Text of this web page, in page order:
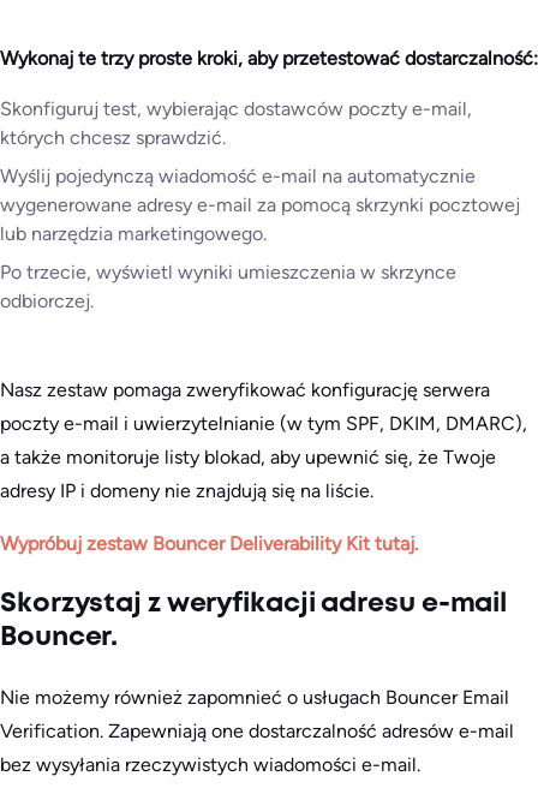
Wykonaj te trzy proste kroki, aby przetestować dostarczalność:
Skonfiguruj test, wybierając dostawców poczty e-mail,
których chcesz sprawdzić.
Wyślij pojedynczą wiadomość e-mail na automatycznie
wygenerowane adresy e-mail za pomocą skrzynki pocztowej
lub narzędzia marketingowego.
Po trzecie, wyświetl wyniki umieszczenia w skrzynce
odbiorczej.
Nasz zestaw pomaga zweryfikować konfigurację serwera
poczty e-mail i uwierzytelnianie (w tym SPF, DKIM, DMARC),
a także monitoruje listy blokad, aby upewnić się, że Twoje
adresy IP i domeny nie znajdują się na liście.
Wypróbuj zestaw Bouncer Deliverability Kit tutaj.
Skorzystaj z weryfikacji adresu e-mail
Bouncer.
Nie możemy również zapomnieć o usługach Bouncer Email
Verification. Zapewniają one dostarczalność adresów e-mail
bez wysyłania rzeczywistych wiadomości e-mail.